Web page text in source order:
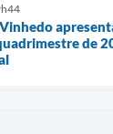
de